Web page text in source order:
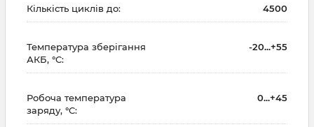
Кількість циклів до: 4500
Температура зберігання
АКБ, °C:
-20...+55
Робоча температура
заряду, °C:
0...+45